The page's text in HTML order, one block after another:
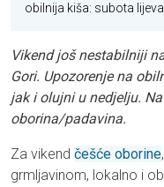
obilnija kiša: subota
Vikend još nestabilniji
Gori. Upozorenje na
jak i olujni u nedjelju.
oborina/padavina.
Za vikend češće oborine
grmljavinom, lokalno i